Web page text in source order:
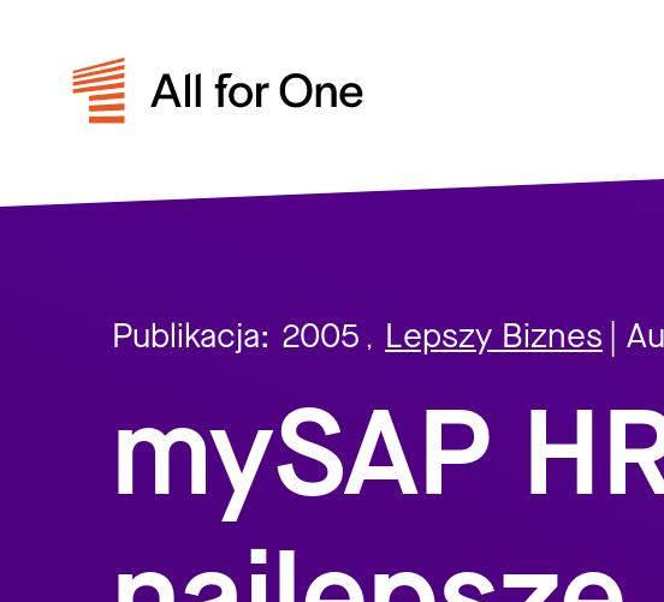
Publikacja: 2005 , Lepszy Biznes |
mySAP